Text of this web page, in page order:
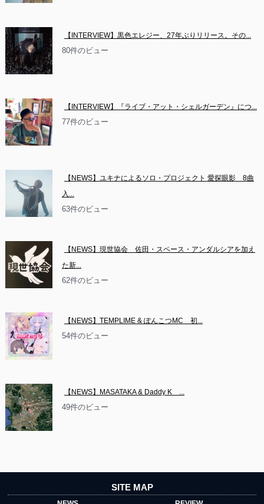
【INTERVIEW】黒色エレジー、27年ぶりリリース。その...
80件のビュー
【INTERVIEW】『ライブ・アット・シェルガーデン』につ...
77件のビュー
【NEWS】ユキナによるソロ・プロジェクト 愛探眼影　8曲
入...
63件のビュー
【NEWS】現世協会　佐田・スペース・アンダルシアを加え
た新...
62件のビュー
【NEWS】TEMPLIME & ぽんこつMC　初...
54件のビュー
【NEWS】MASATAKA & Daddy K　...
49件のビュー
SITE MAP